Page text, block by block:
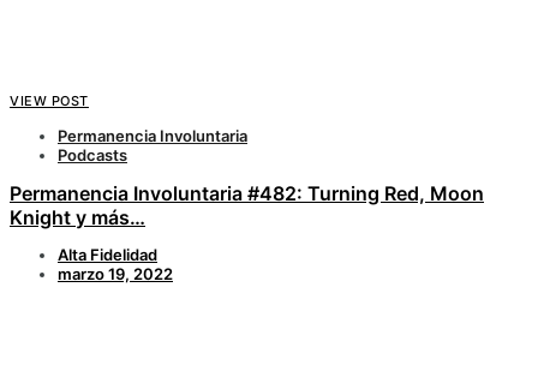
VIEW POST
Permanencia Involuntaria
Podcasts
Permanencia Involuntaria #482: Turning Red, Moon
Knight y más…
Alta Fidelidad
marzo 19, 2022